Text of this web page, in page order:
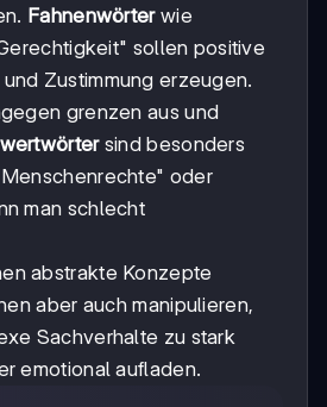
Fahnenwörterwie
sollen positive
Zustimmung erzeugen.
grenzen aus und
sind besonders
oder
man schlecht
abstrakte Konzepte
aber auch manipulieren,
Sachverhalte zu stark
emotional aufladen.